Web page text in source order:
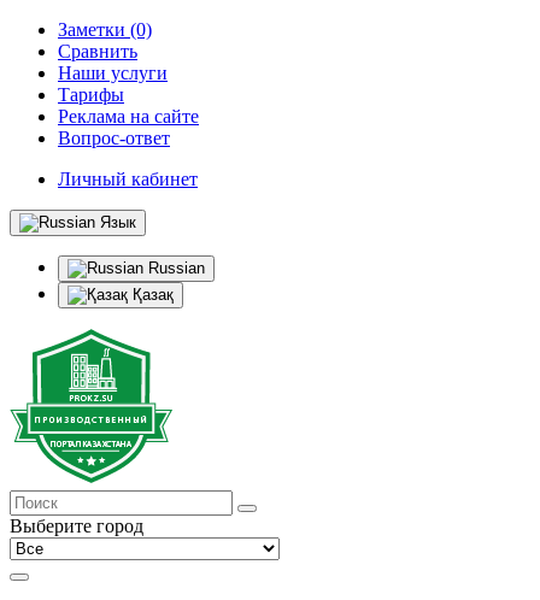
Заметки (0)
Сравнить
Наши услуги
Тарифы
Реклама на сайте
Вопрос-ответ
Личный кабинет
Язык
Russian
Қазақ
Выберите город